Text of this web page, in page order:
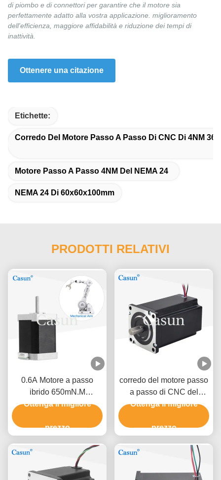
di piombo e di connettori per garantire che il motore sia
perfettamente adatto alla vostra applicazione. miglioramento
dell'efficienza, maggiore affidabilità e riduzione dei tempi di
inattività.
Ottenere una citazione
Etichette:
Corredo Del Motore Passo A Passo Di CNC Di 4NM 36V
Motore Passo A Passo 4NM Del NEMA 24
NEMA 24 Di 60x60x100mm
PRODOTTI RELATIVI
0.6A Motore a passo
ibrido 650mN.M
60x60x45 NEMA 24
macchina di automazione
Ottenga il migliore
prezzo
corredo del motore passo
a passo di CNC del
motore passo a passo
4NM 36V del NEMA 24 di
60x60x100mm
Ottenga il migliore
prezzo